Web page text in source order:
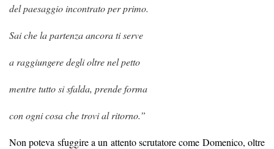
del paesaggio incontrato per primo.
Sai che la partenza ancora ti serve
a raggiungere degli oltre nel petto
mentre tutto si sfalda, prende forma
con ogni cosa che trovi al ritorno.”
Non poteva sfuggire a un attento scrutatore come Domenico, oltre